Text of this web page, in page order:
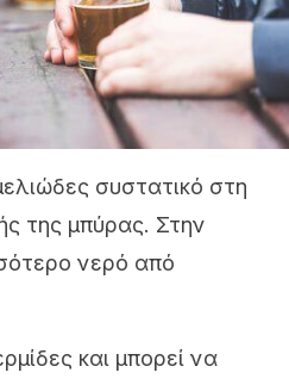
συστατικό στη
της μπύρας. Στην
νερό από
και μπορεί να